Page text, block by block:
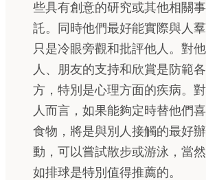
些具有創意的研究或其他相關
託。同時他們最好能實際與人
只是冷眼旁觀和批評他人。對
人、朋友的支持和欣賞是防範
方，特別是心理方面的疾病。
人而言，如果能夠定時替他們
食物，將是與別人接觸的最好
動，可以嘗試散步或游泳，當
如排球是特別值得推薦的。